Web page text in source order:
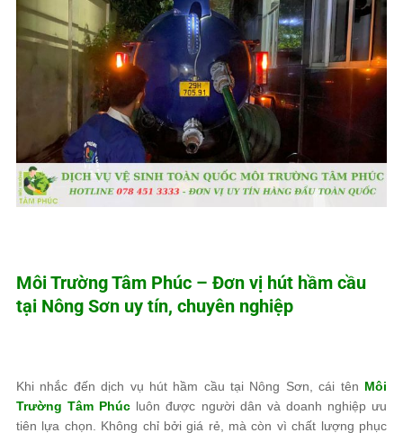
Môi Trường Tâm Phúc – Đơn vị hút hầm cầu
tại Nông Sơn uy tín, chuyên nghiệp
Khi nhắc đến dịch vụ hút hầm cầu tại Nông Sơn, cái tên Môi
Trường Tâm Phúc luôn được người dân và doanh nghiệp ưu
tiên lựa chọn. Không chỉ bởi giá rẻ, mà còn vì chất lượng phục